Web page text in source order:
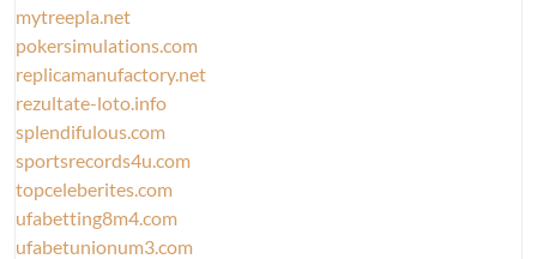
mytreepla.net
pokersimulations.com
replicamanufactory.net
rezultate-loto.info
splendifulous.com
sportsrecords4u.com
topceleberites.com
ufabetting8m4.com
ufabetunionum3.com